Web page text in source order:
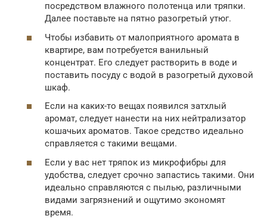
посредством влажного полотенца или тряпки.
Далее поставьте на пятно разогретый утюг.
Чтобы избавить от малоприятного аромата в
квартире, вам потребуется ванильный
концентрат. Его следует растворить в воде и
поставить посуду с водой в разогретый духовой
шкаф.
Если на каких-то вещах появился затхлый
аромат, следует нанести на них нейтрализатор
кошачьих ароматов. Такое средство идеально
справляется с такими вещами.
Если у вас нет тряпок из микрофибры для
удобства, следует срочно запастись такими. Они
идеально справляются с пылью, различными
видами загрязнений и ощутимо экономят
время.